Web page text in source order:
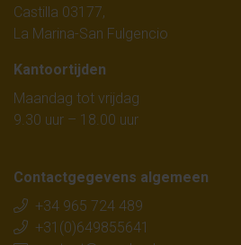
Castilla 03177,
La Marina-San Fulgencio
Kantoortijden
Maandag tot vrijdag
9.30 uur – 18.00 uur
Contactgegevens algemeen
+34 965 724 489
+31(0)649855641